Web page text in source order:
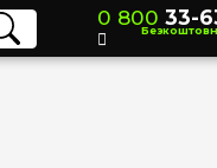
0 800 33-